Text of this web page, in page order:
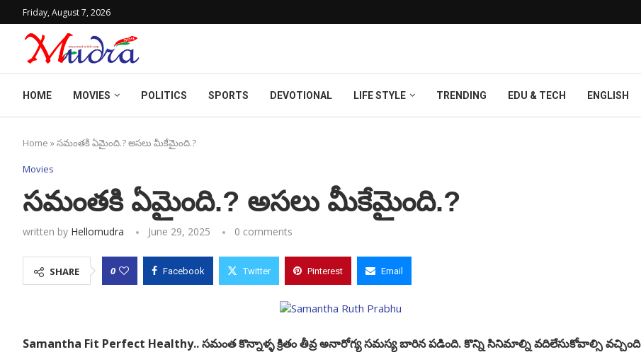
Friday, August 7, 2026
HOME MOVIES POLITICS SPORTS DEVOTIONAL LIFE STYLE TRENDING EDU & TECH ENGLISH
Home »సమంతకి ఏమైంది.? అసలు మీకేమైంది.?
Movies
సమంతకి ఏమైంది.? అసలు మీకేమైంది.?
written by Hellomudra June 29, 2025 0 comments
SHARE 0 Facebook Twitter Pinterest Email
Samantha Fit Perfect Healthy.. సమంత కొన్నాళ్ళ క్రితం తీవ్ర అనారోగ్య సమస్య బారిన పడింది. కొన్ని సినిమాల్ని వదిలేసుకోవాల్సి వచ్చింది